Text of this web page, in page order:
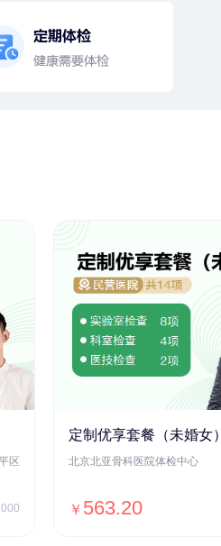
区
定制优享套餐（未婚女）
北京北亚骨科医院体检中心
￥ 563.20